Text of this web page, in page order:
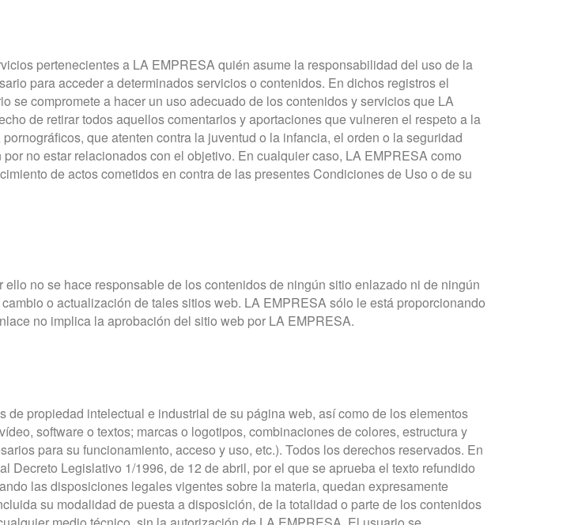
pertenecientes a LA EMPRESA quién asume la responsabilidad del uso de la
para acceder a determinados servicios o contenidos. En dichos registros el
se compromete a hacer un uso adecuado de los contenidos y servicios que LA
de retirar todos aquellos comentarios y aportaciones que vulneren el respeto a la
que atenten contra la juventud o la infancia, el orden o la seguridad
no estar relacionados con el objetivo. En cualquier caso, LA EMPRESA como
de actos cometidos en contra de las presentes Condiciones de Uso o de su
no se hace responsable de los contenidos de ningún sitio enlazado ni de ningún
o actualización de tales sitios web. LA EMPRESA sólo le está proporcionando
no implica la aprobación del sitio web por LA EMPRESA.
propiedad intelectual e industrial de su página web, así como de los elementos
software o textos; marcas o logotipos, combinaciones de colores, estructura y
para su funcionamiento, acceso y uso, etc.). Todos los derechos reservados. En
Decreto Legislativo 1/1996, de 12 de abril, por el que se aprueba el texto refundido
las disposiciones legales vigentes sobre la materia, quedan expresamente
su modalidad de puesta a disposición, de la totalidad o parte de los contenidos